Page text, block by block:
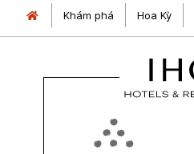
Khám phá Hoa Kỳ